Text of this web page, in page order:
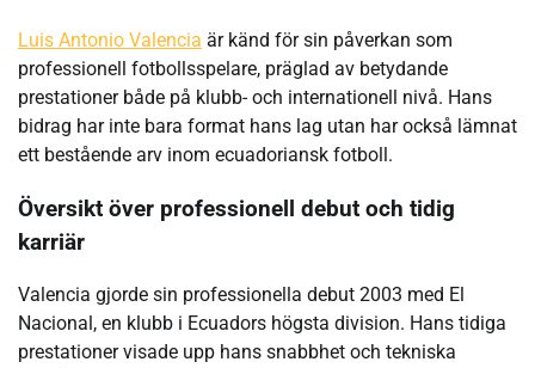
Luis Antonio Valencia är känd för sin påverkan som
professionell fotbollsspelare, präglad av betydande
prestationer både på klubb- och internationell nivå. Hans
bidrag har inte bara format hans lag utan har också lämnat
ett bestående arv inom ecuadoriansk fotboll.
Översikt över professionell debut och tidig
karriär
Valencia gjorde sin professionella debut 2003 med El
Nacional, en klubb i Ecuadors högsta division. Hans tidiga
prestationer visade upp hans snabbhet och tekniska